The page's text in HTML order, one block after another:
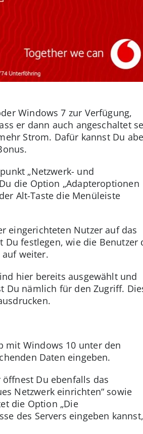
Windows 7 zur Verfügung,
er dann auch angeschaltet
Strom. Dafür kannst Du
„Netzwerk- und
die Option „Adapteroptionen
Alt-Taste die Menüleiste
eingerichteten Nutzer auf das
Du festlegen, wie die Benutzer
auf weiter.
hier bereits ausgewählt und
Du nämlich für den Zugriff.
mit Windows 10 unter den
Daten eingeben.
Du ebenfalls das
Netzwerk einrichten“ sowie
die Option „Die
des Servers eingeben kannst,